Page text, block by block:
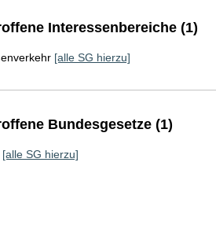
Interessenbereiche (1)
[alle SG hierzu]
Bundesgesetze (1)
[alle SG hierzu]